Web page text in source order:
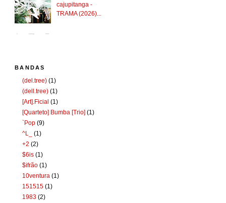
cajupitanga -
TRAMA (2026)...
BANDAS
(del.tree) (1)
(dell.tree) (1)
[Art].Ficial (1)
[Quarteto] Bumba [Trio] (1)
`Pop (9)
^L_
(1)
+2 (2)
$6is (1)
$ifrão (1)
10ventura (1)
151515 (1)
1983 (2)